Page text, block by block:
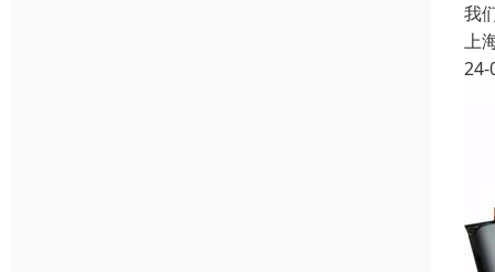
我
上
24-